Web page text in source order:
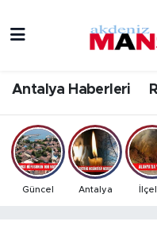
Antalya Haberleri
Güncel Antalya
Bilim & Teknoloji
Eğitim
Ekonomi
Antalya Hava
Antalya Namaz
Antalya Trafik